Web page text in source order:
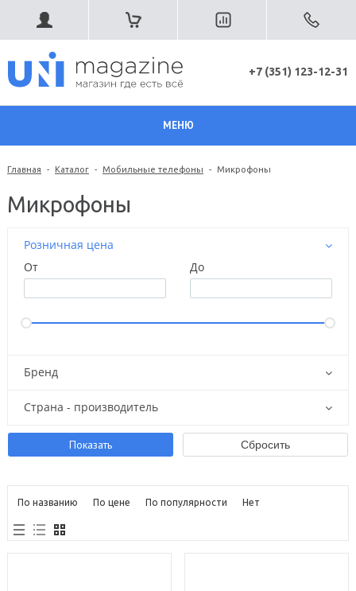
+7 (351) 123-12-31
МЕНЮ
Главная - Каталог - Мобильные телефоны - Микрофоны
Микрофоны
Розничная цена
От
До
Бренд
Страна - производитель
По названию По цене По популярности Нет